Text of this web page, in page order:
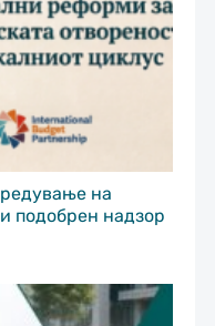
на
подобрен надзор